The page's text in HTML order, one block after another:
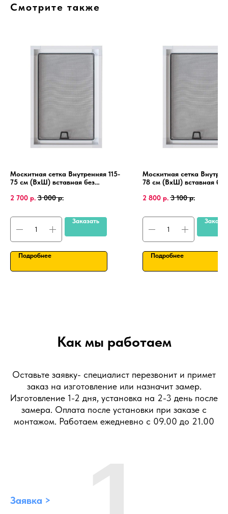
Смотрите также
Москитная сетка Внутренняя 115-
75 см (ВхШ) вставная без
ПВХ, алюминиевая рамка.
2 700 р. 3 000 р.
Заказать
Подробнее
Москитная сетка
78 см (ВхШ) вставная без
ПВХ, алюминиевая
2 800 р. 3 100 р.
Подробнее
Как мы работаем
Оставьте заявку- специалист перезвонит и примет
заказ на изготовление или назначит замер.
Изготовление 1-2 дня, установка на 2-3 день после
замера. Оплата после установки при заказе с
монтажом. Работаем ежедневно с 09.00 до 21.00
Заявка >